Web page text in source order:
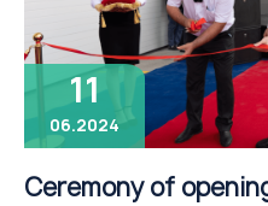
11
06.2024
Ceremony of